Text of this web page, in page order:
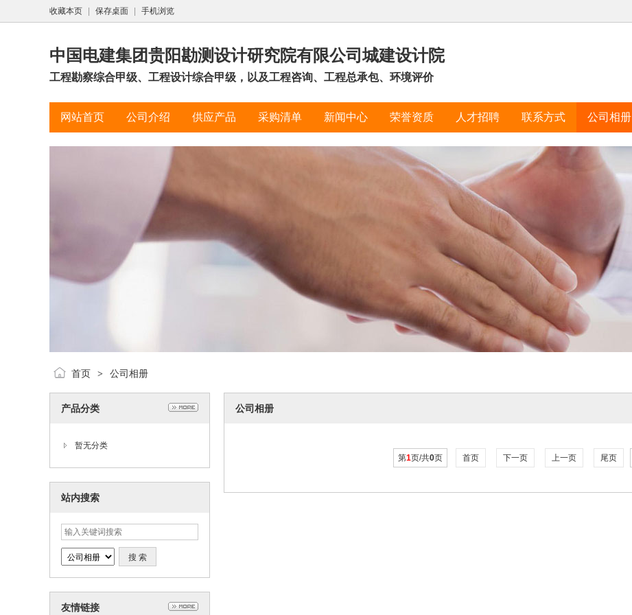
收藏本页 保存桌面 手机浏览
中国电建集团贵阳勘测设计研究院有限公司城建设计院
工程勘察综合甲级、工程设计综合甲级，以及工程咨询、工程总承包、环境评价
网站首页 公司介绍 供应产品 采购清单 新闻中心 荣誉资质 人才招聘 联系方式 公司相册
首页 > 公司相册
产品分类
暂无分类
站内搜索
友情链接
公司相册
第1页/共0页 首页 下一页 上一页 尾页